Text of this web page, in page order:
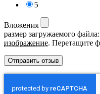
5
Вложения
размер загружаемого
изображение. Перетащите